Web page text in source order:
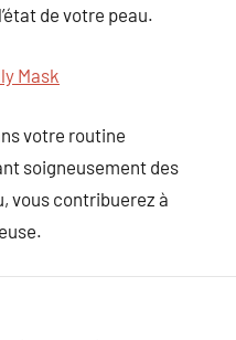
de votre peau.
Mask
votre routine
soigneusement des
vous contribuerez à